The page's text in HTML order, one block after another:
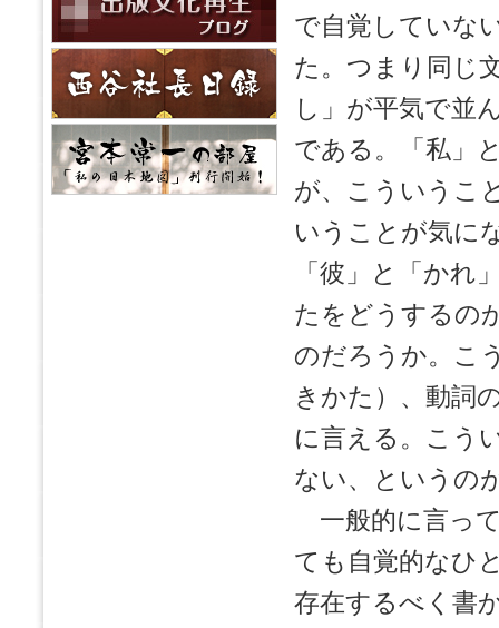
で自覚していな
た。つまり同じ
し」が平気で並
である。「私」
が、こういうこ
いうことが気に
「彼」と「かれ
たをどうするの
のだろうか。こ
きかた）、動詞
に言える。こう
ない、というの
一般的に言っ
ても自覚的なひ
存在するべく書